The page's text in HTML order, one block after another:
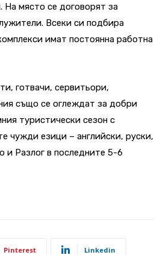
място се договорят за
Всеки си подбира
имат постоянна работна
готвачи, сервитьори,
също се оглеждат за добри
туристически сезон с
чужди езици – английски, руски,
и Разлог в последните 5-6
Pinterest Linkedin